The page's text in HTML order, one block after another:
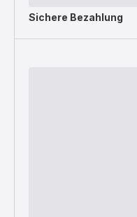
Sichere Bezahlung